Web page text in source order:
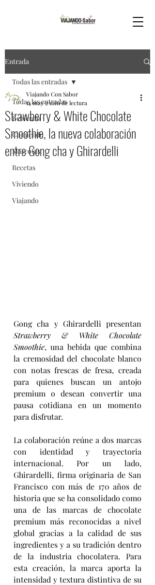
Entrada
Todas las entradas
Bebiendo
Comiendo
Mascotas
Recetas
Viviendo
Viajando
Todas las entradas
Strawberry & White Chocolate
Smoothie, la nueva colaboración
entre Gong cha y Ghirardelli
Viajando Con Sabor
14 may2 min de lectura
Strawberry & White Chocolate
Smoothie, una bebida que combina
la cremosidad del chocolate blanco
con notas frescas de fresa, creada
para quienes buscan un antojo
premium o desean convertir una
pausa cotidiana en un momento
para disfrutar.
La colaboración reúne a dos marcas
con identidad y trayectoria
internacional. Por un lado,
Ghirardelli, firma originaria de San
Francisco con más de 170 años de
historia que se ha consolidado como
una de las marcas de chocolate
premium más reconocidas a nivel
global gracias a la calidad de sus
ingredientes y a su tradición dentro
de la industria chocolatera. Para
esta creación, la marca aporta la
intensidad y textura distintiva de su